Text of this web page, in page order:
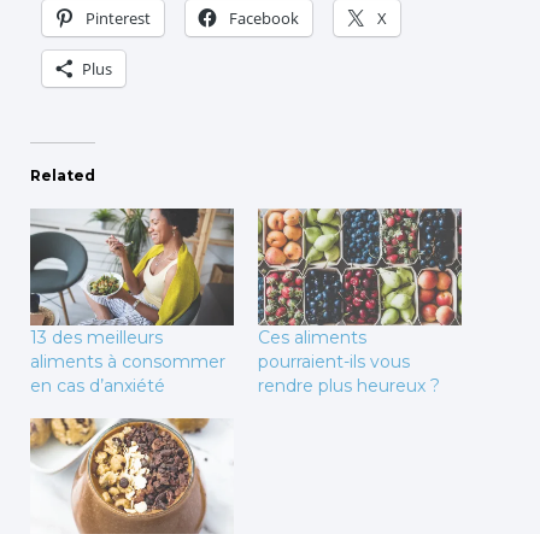
Pinterest Facebook X
Plus
Related
13 des meilleurs
aliments à consommer
en cas d’anxiété
Ces aliments
pourraient-ils vous
rendre plus heureux ?